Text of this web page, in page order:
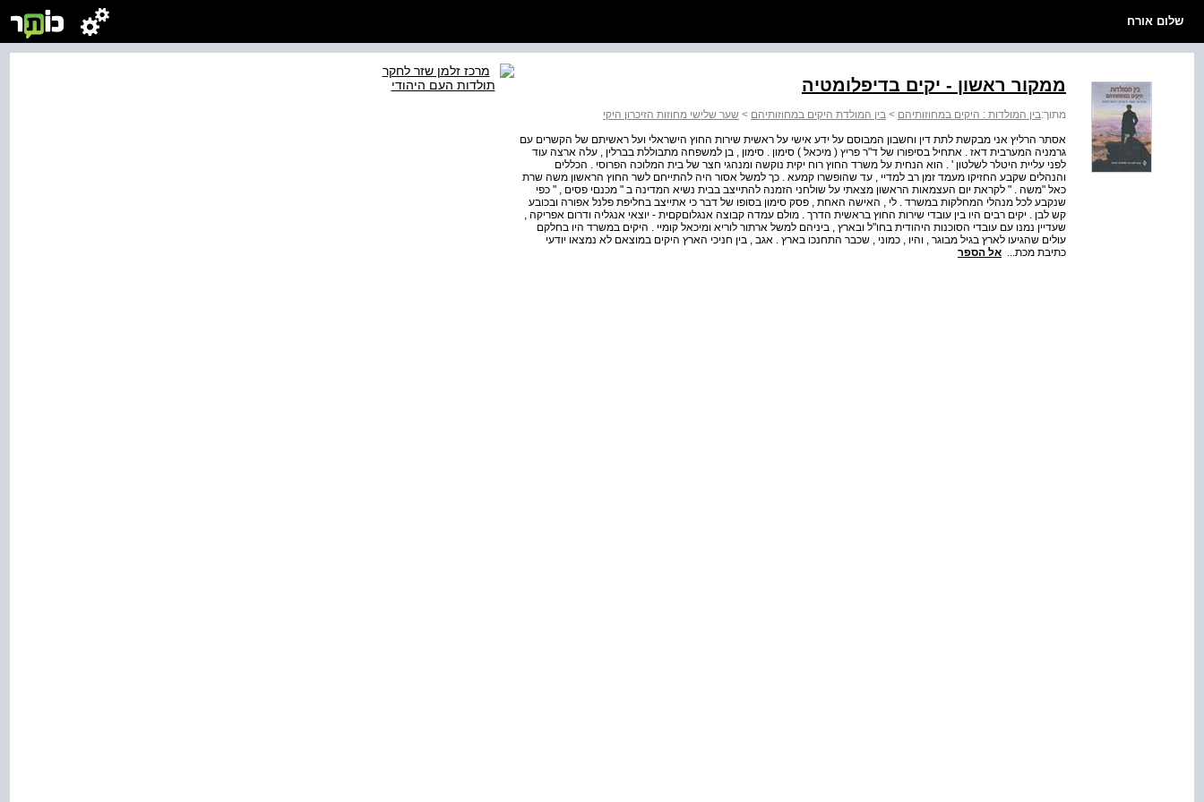
שלום אורח
ממקור ראשון - יקים בדיפלומטיה
מתוך:בין המולדות : היקים במחוזותיהם > בין המולדת היקים במחוזותיהם > שער שלישי מחוזות הזיכרון היקי
אסתר הרליץ אני מבקשת לתת דין וחשבון המבוסם על ידע אישי על ראשית שירות החוץ הישראלי ועל ראשיתם של הקשרים עם
גרמניה המערבית דאז . אתחיל בסיפורו של ד"ר פריץ ( מיכאל ) סימון . סימון , בן למשפחה מתבוללת בברלין , עלה ארצה עוד
לפני עליית היטלר לשלטון ' . הוא הנחית על משרד החוץ רוח יקית נוקשה ומנהגי חצר של בית המלוכה הפרוסי . הכללים
והנהלים שקבע החזיקו מעמד זמן רב למדיי , עד שהופשרו קמעא . כך למשל אסור היה להתייחם לשר החוץ הראשון משה שרת
כאל "משה . " לקראת יום העצמאות הראשון מצאתי על שולחני הזמנה להתייצב בבית נשיא המדינה ב " מכנםי פסים , " כפי
שנקבע לכל מנהלי המחלקות במשרד . לי , האישה האחת , פסק סימון בסופו של דבר כי אתייצב בחליפת פלנל אפורה ובכובע
קש לבן . יקים רבים היו בין עובדי שירות החוץ בראשית הדרך . מולם עמדה קבוצה אנגלוםקםית - יוצאי אנגליה ודרום אפריקה ,
שעדיין נמנו עם עובדי הסוכנות היהודית בחו"ל ובארץ , ביניהם למשל ארתור לוריא ומיכאל קומיי . היקים במשרד היו בחלקם
עולים שהגיעו לארץ בגיל מבוגר , והיו , כמוני , שכבר התחנכו בארץ . אגב , בין חניכי הארץ היקים במוצאם לא נמצאו יודעי
כתיבת מכת... אל הספר